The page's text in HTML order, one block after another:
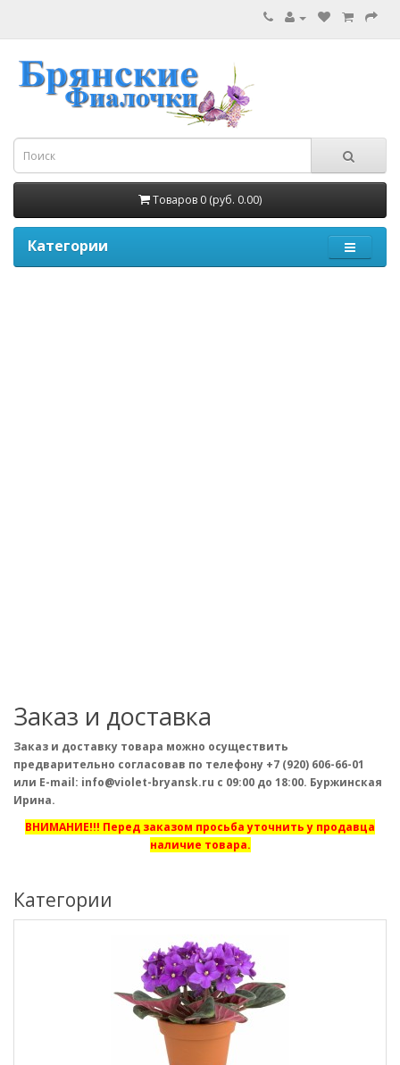
Товаров 0 (руб. 0.00)
Категории
Заказ и доставка
Заказ и доставку товара можно осуществить
предварительно согласовав по телефону +7 (920) 606-66-01
или E-mail: info@violet-bryansk.ru с 09:00 до 18:00. Буржинская
Ирина.
ВНИМАНИЕ!!! Перед заказом просьба уточнить у продавца
наличие товара.
Категории